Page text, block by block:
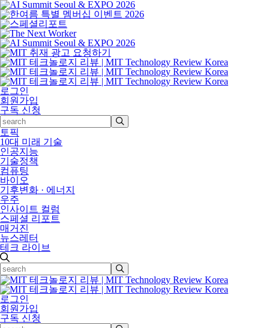
로그인
회원가입
구독 신청
토픽
10대 미래 기술
인공지능
기술정책
컴퓨팅
바이오
기후변화 · 에너지
우주
인사이트 컬럼
스페셜 리포트
매거진
뉴스레터
테크 라이브
로그인
회원가입
구독 신청